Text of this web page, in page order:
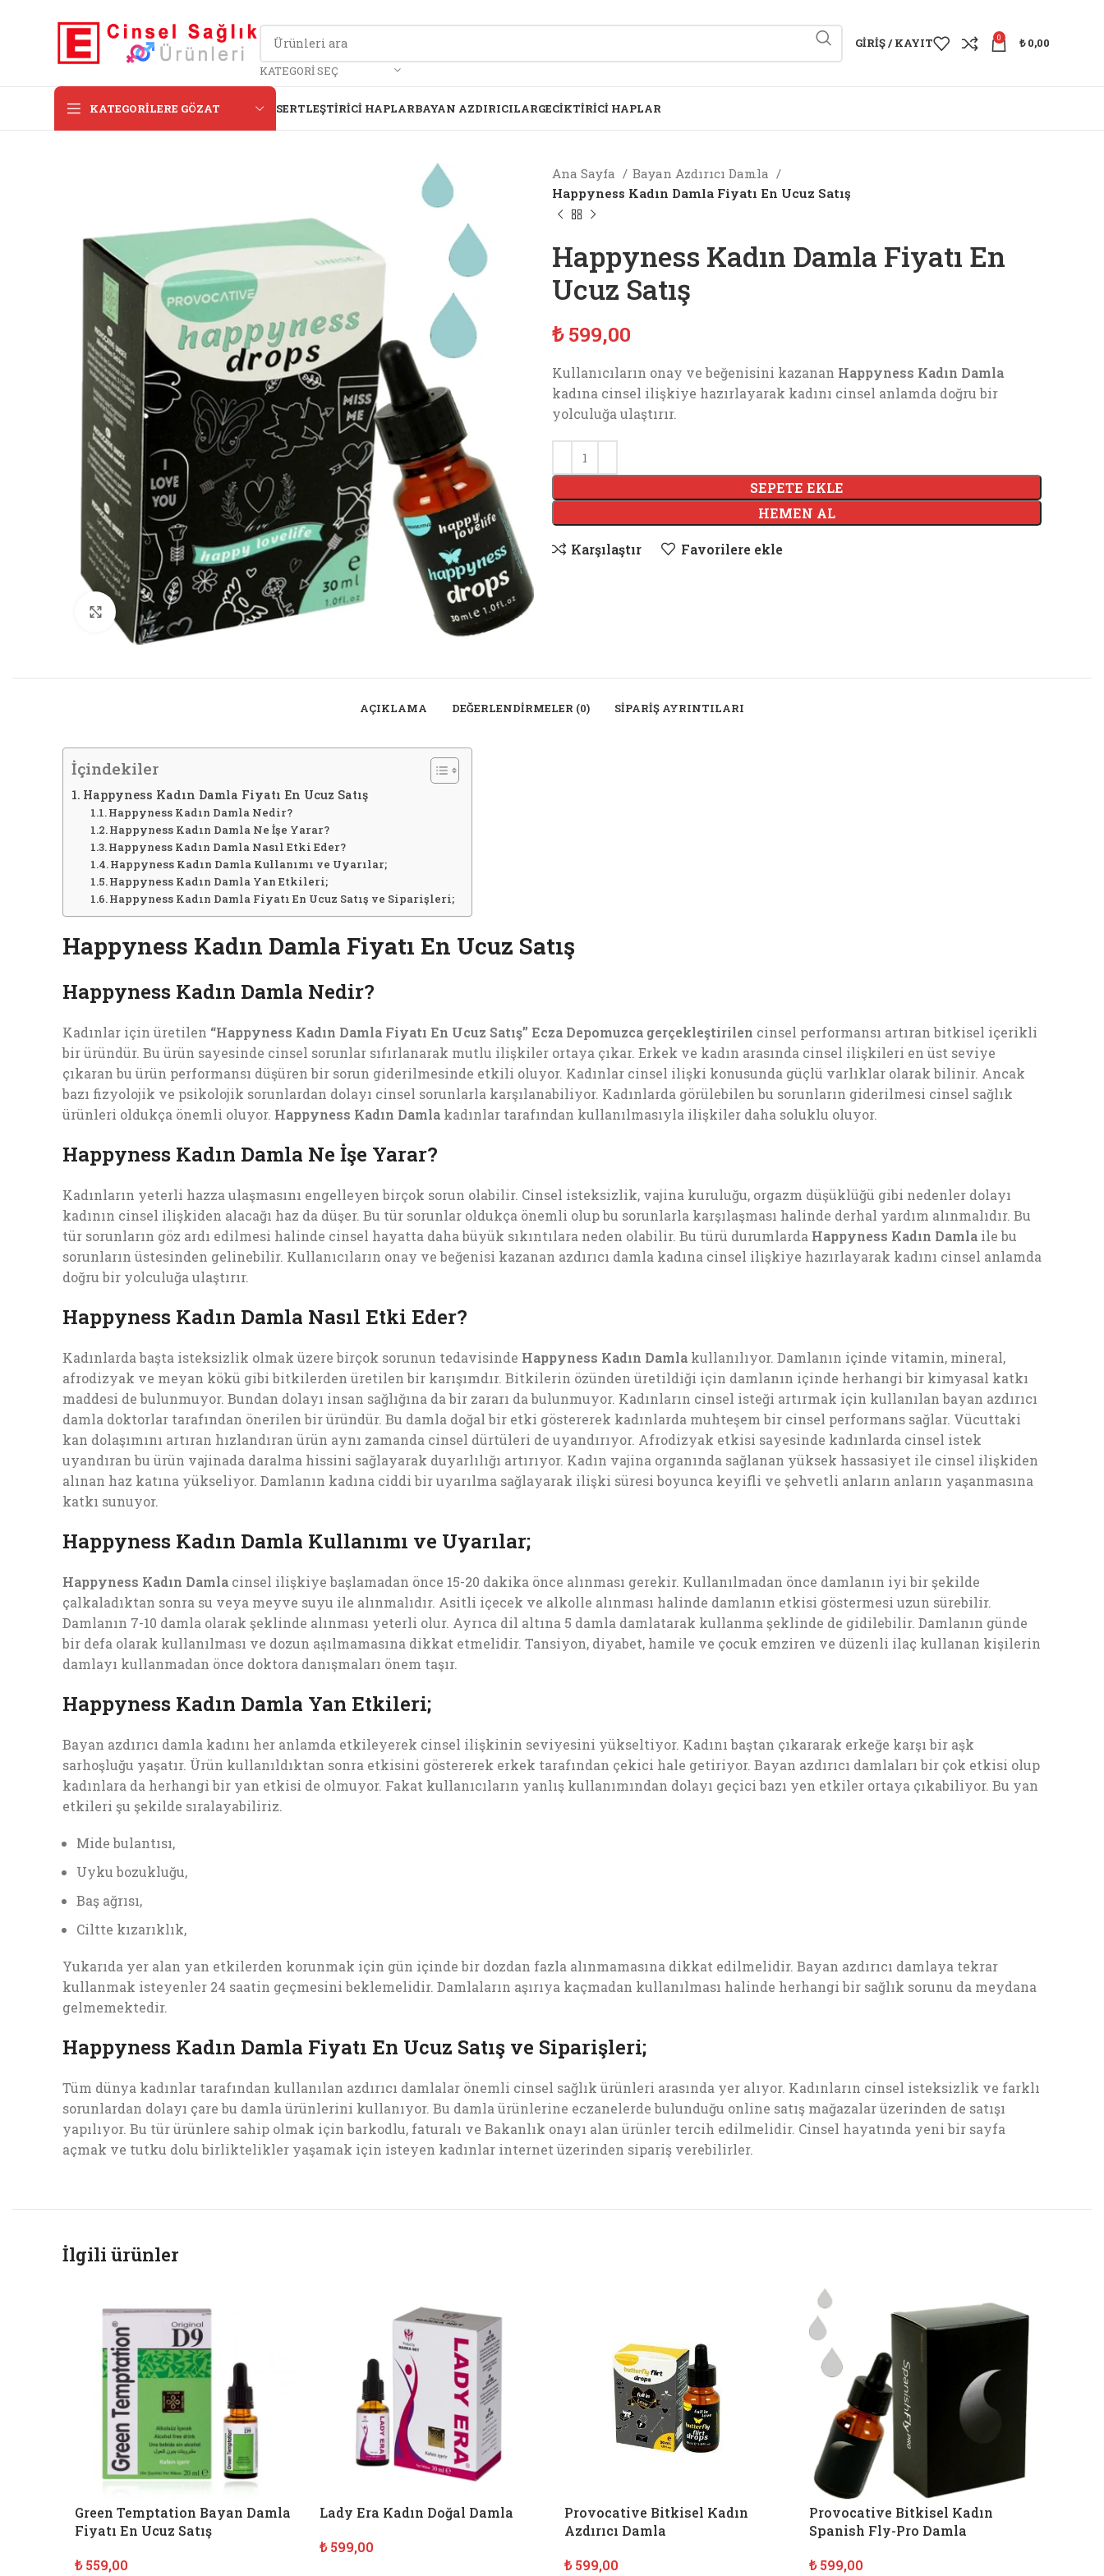
KATEGORI SEÇ
GIRIŞ / KAYIT 0 ₺0,00
KATEGORILERE GÖZAT SERTLEŞTIRICI HAPLARBAYAN AZDIRICILARGECIKTIRICI HAPLAR
Büyütmek için tıklayın
Ana Sayfa
Bayan Azdırıcı Damla
Happyness Kadın Damla Fiyatı En Ucuz Satış
Happyness Kadın Damla Fiyatı En
Ucuz Satış
₺599,00
Kullanıcıların onay ve beğenisini kazanan Happyness Kadın Damla
kadına cinsel ilişkiye hazırlayarak kadını cinsel anlamda doğru bir
yolculuğa ulaştırır.
SEPETE EKLE
HEMEN AL
Karşılaştır Favorilere ekle
AÇIKLAMA DEĞERLENDIRMELER (0) SIPARIŞ AYRINTILARI
İçindekiler
Happyness Kadın Damla Fiyatı En Ucuz Satış
Happyness Kadın Damla Nedir?
Happyness Kadın Damla Ne İşe Yarar?
Happyness Kadın Damla Nasıl Etki Eder?
Happyness Kadın Damla Kullanımı ve Uyarılar;
Happyness Kadın Damla Yan Etkileri;
Happyness Kadın Damla Fiyatı En Ucuz Satış ve Siparişleri;
Happyness Kadın Damla Fiyatı En Ucuz Satış
Happyness Kadın Damla Nedir?
Kadınlar için üretilen “Happyness Kadın Damla Fiyatı En Ucuz Satış” Ecza Depomuzca gerçekleştirilen cinsel performansı artıran bitkisel içerikli
bir üründür. Bu ürün sayesinde cinsel sorunlar sıfırlanarak mutlu ilişkiler ortaya çıkar. Erkek ve kadın arasında cinsel ilişkileri en üst seviye
çıkaran bu ürün performansı düşüren bir sorun giderilmesinde etkili oluyor. Kadınlar cinsel ilişki konusunda güçlü varlıklar olarak bilinir. Ancak
bazı fizyolojik ve psikolojik sorunlardan dolayı cinsel sorunlarla karşılanabiliyor. Kadınlarda görülebilen bu sorunların giderilmesi cinsel sağlık
ürünleri oldukça önemli oluyor. Happyness Kadın Damla kadınlar tarafından kullanılmasıyla ilişkiler daha soluklu oluyor.
Happyness Kadın Damla Ne İşe Yarar?
Kadınların yeterli hazza ulaşmasını engelleyen birçok sorun olabilir. Cinsel isteksizlik, vajina kuruluğu, orgazm düşüklüğü gibi nedenler dolayı
kadının cinsel ilişkiden alacağı haz da düşer. Bu tür sorunlar oldukça önemli olup bu sorunlarla karşılaşması halinde derhal yardım alınmalıdır. Bu
tür sorunların göz ardı edilmesi halinde cinsel hayatta daha büyük sıkıntılara neden olabilir. Bu türü durumlarda Happyness Kadın Damla ile bu
sorunların üstesinden gelinebilir. Kullanıcıların onay ve beğenisi kazanan azdırıcı damla kadına cinsel ilişkiye hazırlayarak kadını cinsel anlamda
doğru bir yolculuğa ulaştırır.
Happyness Kadın Damla Nasıl Etki Eder?
Kadınlarda başta isteksizlik olmak üzere birçok sorunun tedavisinde Happyness Kadın Damla kullanılıyor. Damlanın içinde vitamin, mineral,
afrodizyak ve meyan kökü gibi bitkilerden üretilen bir karışımdır. Bitkilerin özünden üretildiği için damlanın içinde herhangi bir kimyasal katkı
maddesi de bulunmuyor. Bundan dolayı insan sağlığına da bir zararı da bulunmuyor. Kadınların cinsel isteği artırmak için kullanılan bayan azdırıcı
damla doktorlar tarafından önerilen bir üründür. Bu damla doğal bir etki göstererek kadınlarda muhteşem bir cinsel performans sağlar. Vücuttaki
kan dolaşımını artıran hızlandıran ürün aynı zamanda cinsel dürtüleri de uyandırıyor. Afrodizyak etkisi sayesinde kadınlarda cinsel istek
uyandıran bu ürün vajinada daralma hissini sağlayarak duyarlılığı artırıyor. Kadın vajina organında sağlanan yüksek hassasiyet ile cinsel ilişkiden
alınan haz katına yükseliyor. Damlanın kadına ciddi bir uyarılma sağlayarak ilişki süresi boyunca keyifli ve şehvetli anların anların yaşanmasına
katkı sunuyor.
Happyness Kadın Damla Kullanımı ve Uyarılar;
Happyness Kadın Damla cinsel ilişkiye başlamadan önce 15-20 dakika önce alınması gerekir. Kullanılmadan önce damlanın iyi bir şekilde
çalkaladıktan sonra su veya meyve suyu ile alınmalıdır. Asitli içecek ve alkolle alınması halinde damlanın etkisi göstermesi uzun sürebilir.
Damlanın 7-10 damla olarak şeklinde alınması yeterli olur. Ayrıca dil altına 5 damla damlatarak kullanma şeklinde de gidilebilir. Damlanın günde
bir defa olarak kullanılması ve dozun aşılmamasına dikkat etmelidir. Tansiyon, diyabet, hamile ve çocuk emziren ve düzenli ilaç kullanan kişilerin
damlayı kullanmadan önce doktora danışmaları önem taşır.
Happyness Kadın Damla Yan Etkileri;
Bayan azdırıcı damla kadını her anlamda etkileyerek cinsel ilişkinin seviyesini yükseltiyor. Kadını baştan çıkararak erkeğe karşı bir aşk
sarhoşluğu yaşatır. Ürün kullanıldıktan sonra etkisini göstererek erkek tarafından çekici hale getiriyor. Bayan azdırıcı damlaları bir çok etkisi olup
kadınlara da herhangi bir yan etkisi de olmuyor. Fakat kullanıcıların yanlış kullanımından dolayı geçici bazı yen etkiler ortaya çıkabiliyor. Bu yan
etkileri şu şekilde sıralayabiliriz.
Mide bulantısı,
Uyku bozukluğu,
Baş ağrısı,
Ciltte kızarıklık,
Yukarıda yer alan yan etkilerden korunmak için gün içinde bir dozdan fazla alınmamasına dikkat edilmelidir. Bayan azdırıcı damlaya tekrar
kullanmak isteyenler 24 saatin geçmesini beklemelidir. Damlaların aşırıya kaçmadan kullanılması halinde herhangi bir sağlık sorunu da meydana
gelmemektedir.
Happyness Kadın Damla Fiyatı En Ucuz Satış ve Siparişleri;
Tüm dünya kadınlar tarafından kullanılan azdırıcı damlalar önemli cinsel sağlık ürünleri arasında yer alıyor. Kadınların cinsel isteksizlik ve farklı
sorunlardan dolayı çare bu damla ürünlerini kullanıyor. Bu damla ürünlerine eczanelerde bulunduğu online satış mağazalar üzerinden de satışı
yapılıyor. Bu tür ürünlere sahip olmak için barkodlu, faturalı ve Bakanlık onayı alan ürünler tercih edilmelidir. Cinsel hayatında yeni bir sayfa
açmak ve tutku dolu birliktelikler yaşamak için isteyen kadınlar internet üzerinden sipariş verebilirler.
İlgili ürünler
Green Temptation Bayan Damla
Fiyatı En Ucuz Satış
₺559,00
Lady Era Kadın Doğal Damla
₺599,00
Provocative Bitkisel Kadın
Azdırıcı Damla
₺599,00
Provocative Bitkisel Kadın
Spanish Fly-Pro Damla
₺599,00